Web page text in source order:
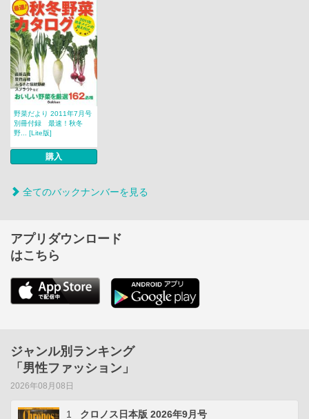
野菜だより 2011年7月号
別冊付録 最速！秋冬
野... [Lite版]
購入
全てのバックナンバーを見る
アプリダウンロード
はこちら
ジャンル別ランキング
「男性ファッション」
2026年08月08日
1 クロノス日本版 2026年9月号